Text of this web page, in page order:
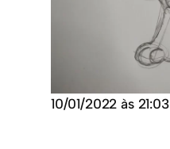
10/01/2022 às 21:03